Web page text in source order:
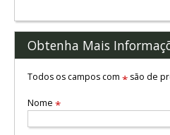
Obtenha Mais
Todos os campos com *são de
Nome *